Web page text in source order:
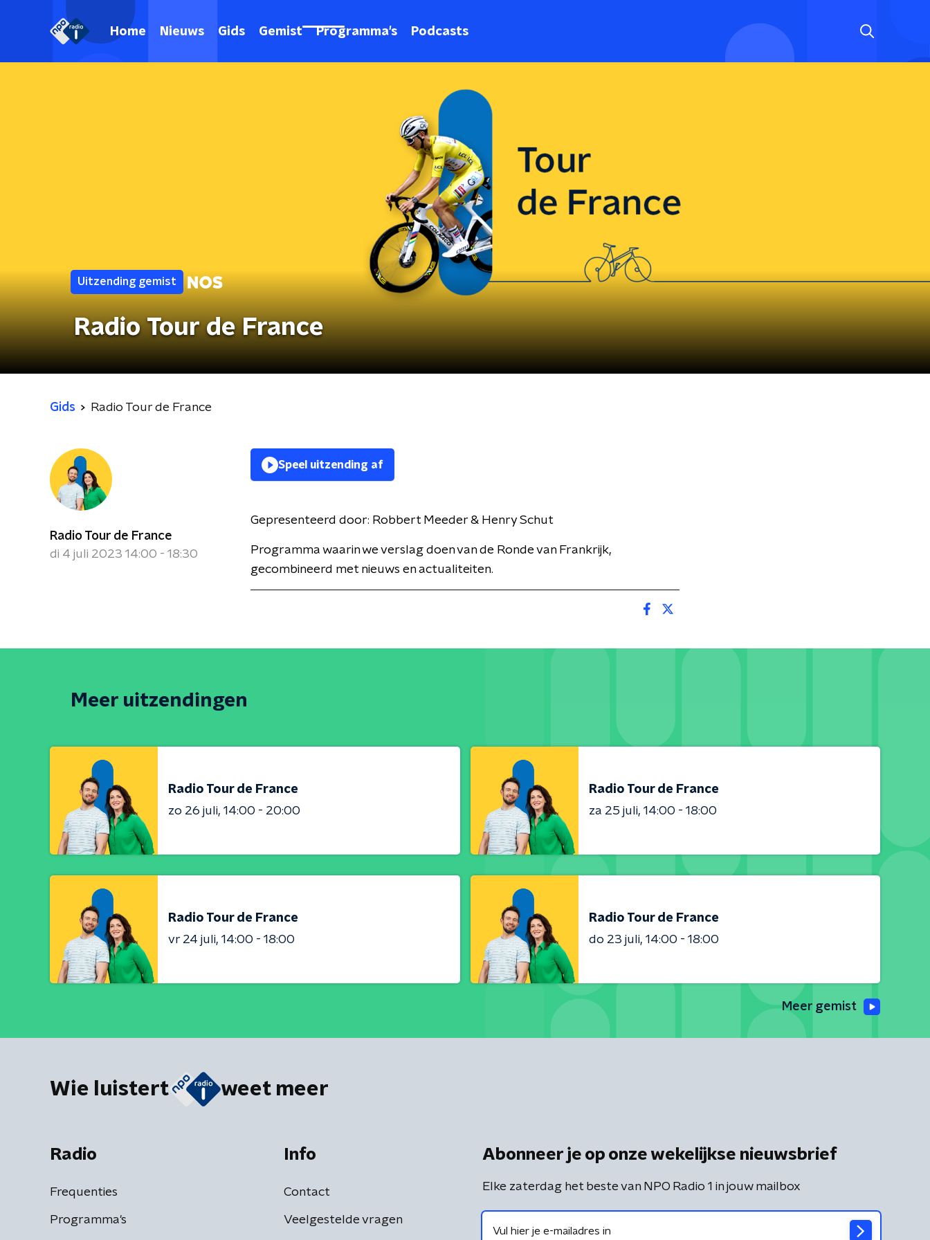
Home Nieuws Gids Gemist Programma's Podcasts
Uitzending gemist
Radio Tour de France
Gids Radio Tour de France
Radio Tour de France
di 4 juli 2023 14:00 - 18:30
Speel uitzending af
Gepresenteerd door: Robbert Meeder & Henry Schut
Programma waarin we verslag doen van de Ronde van Frankrijk,
gecombineerd met nieuws en actualiteiten.
Meer uitzendingen
Radio Tour de France
zo 26 juli 14:00 - 20:00
Radio Tour de France
za 25 juli 14:00 - 18:00
Radio Tour de France
vr 24 juli 14:00 - 18:00
Radio Tour de France
do 23 juli 14:00 - 18:00
Meer gemist
Wie luistert weet meer
Radio
Frequenties
Programma's
Info
Contact
Veelgestelde vragen
Abonneer je op onze wekelijkse nieuwsbrief
Elke zaterdag het beste van NPO Radio 1 in jouw mailbox